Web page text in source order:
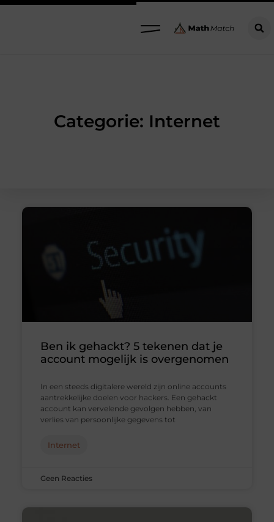
Categorie: Internet
Ben ik gehackt? 5 tekenen dat je
account mogelijk is overgenomen
In een steeds digitalere wereld zijn online accounts
aantrekkelijke doelen voor hackers. Een gehackt
account kan vervelende gevolgen hebben, van
verlies van persoonlijke gegevens tot
Internet
Geen Reacties